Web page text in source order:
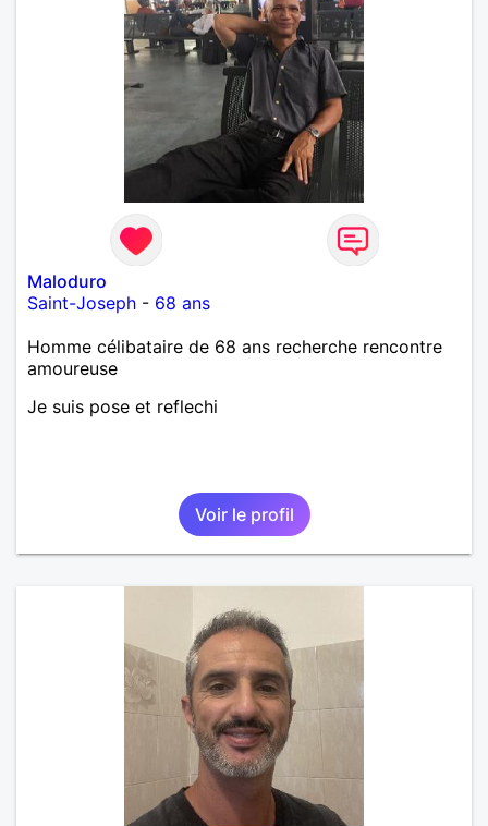
Maloduro
Saint-Joseph - 68 ans
Homme célibataire de 68 ans recherche rencontre
amoureuse
Je suis pose et reflechi
Voir le profil